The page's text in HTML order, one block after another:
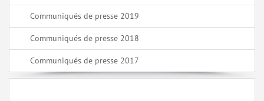
Communiqués de presse 2019
Communiqués de presse 2018
Communiqués de presse 2017